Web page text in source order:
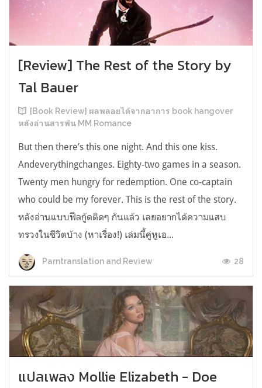
[Review] The Rest of the Story by
Tal Bauer
[Book Review] ผลพลอยได้จากอาการ book hangover
หลังอ่านสารพัน MM Romance
But then there’s this one night. And this one kiss.
Andeverythingchanges. Eighty-two games in a season.
Twenty men hungry for redemption. One co-captain
who could be my forever. This is the rest of the story.
หลังอ่านแบบฟีลกู้ดติดๆ กันแล้ว เลยอยากได้ความแสบ
ทรวงในชีวิตบ้าง (หาเรื่อง!) เล่มนี้คู่หูเอ...
Parntranslation and Review 28
แปลเพลง Mollie Elizabeth - Doe